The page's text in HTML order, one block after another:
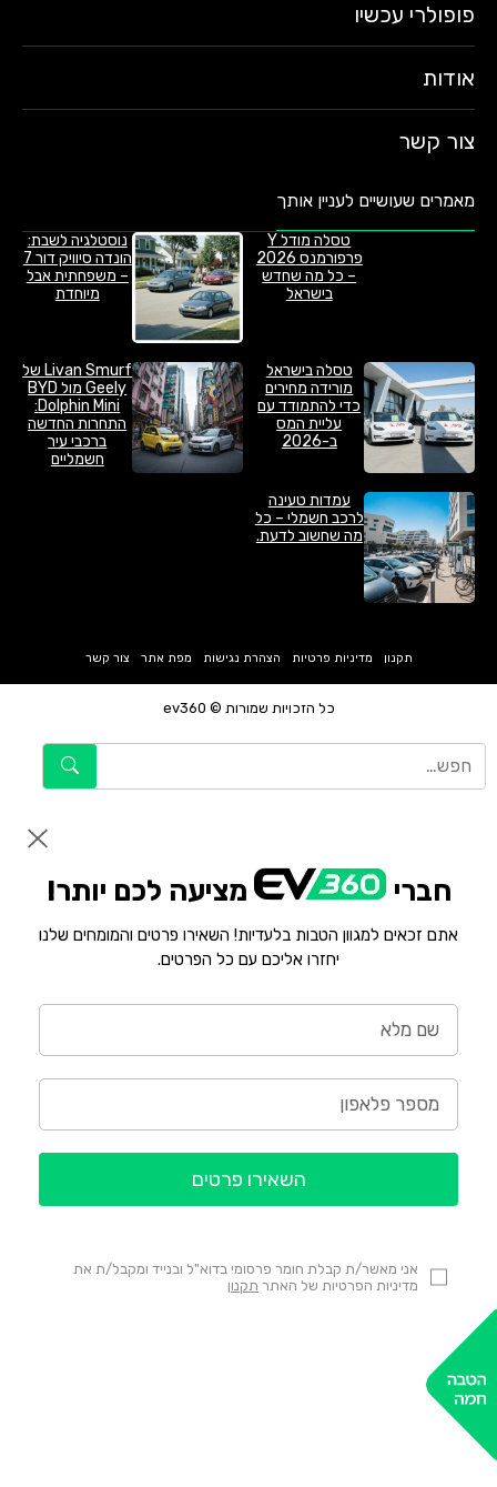
פופולרי עכשיו
אודות
צור קשר
מאמרים שעושיים לעניין אותך
טסלה מודל Y
פרפורמנס 2026
– כל מה שחדש
בישראל
נוסטלגיה לשבת:
הונדה סיוויק דור 7
– משפחתית אבל
מיוחדת
טסלה בישראל
מורידה מחירים
כדי להתמודד עם
עליית המס
ב-2026
Livan Smurf של
Geely מול BYD
Dolphin Mini:
התחרות החדשה
ברכבי עיר
חשמליים
עמדות טעינה
לרכב חשמלי – כל
מה שחשוב לדעת.
כל הזכויות שמורות © ev360
תקנון מדיניות פרטיות הצהרת נגישות מפת אתר צור קשר
חברי מציעה לכם יותר!
אתם זכאים למגוון הטבות בלעדיות! השאירו פרטים והמומחים שלנו
יחזרו אליכם עם כל הפרטים.
אני מאשר/ת קבלת חומר פרסומי בדוא"ל ובנייד ומקבל/ת את
מדיניות הפרטיות של האתר תקנון
השאירו פרטים